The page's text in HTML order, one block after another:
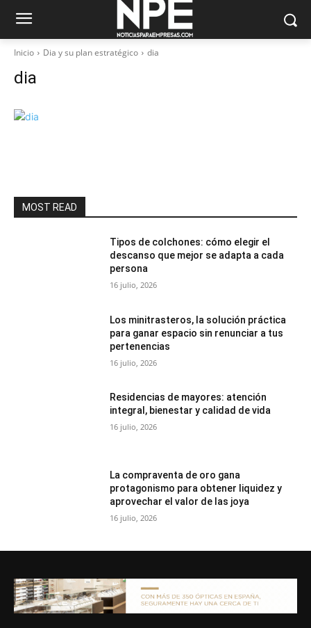
Inicio Dia y su plan estratégico dia
dia
MOST READ
Tipos de colchones: cómo elegir el
descanso que mejor se adapta a cada
persona
16 julio, 2026
Los minitrasteros, la solución práctica
para ganar espacio sin renunciar a tus
pertenencias
16 julio, 2026
Residencias de mayores: atención
integral, bienestar y calidad de vida
16 julio, 2026
La compraventa de oro gana
protagonismo para obtener liquidez y
aprovechar el valor de las joya
16 julio, 2026